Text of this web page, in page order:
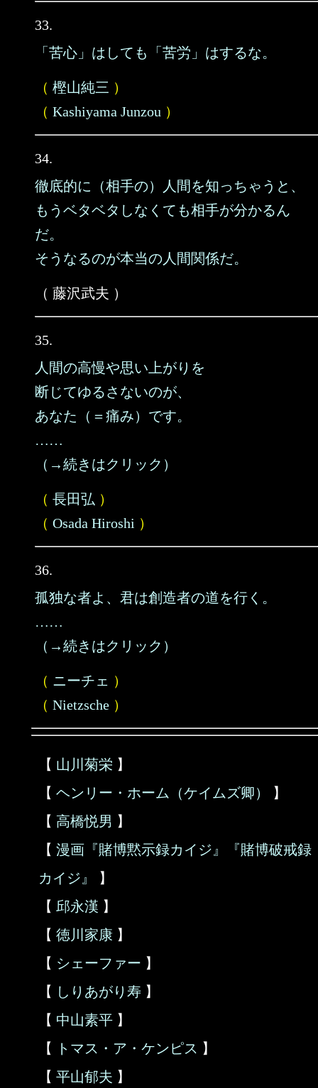
33.
「苦心」はしても「苦労」はするな。
（ 樫山純三 ）
（ Kashiyama Junzou ）
34.
徹底的に（相手の）人間を知っちゃうと、
もうベタベタしなくても相手が分かるん
だ。
そうなるのが本当の人間関係だ。
（ 藤沢武夫 ）
35.
人間の高慢や思い上がりを
断じてゆるさないのが、
あなた（＝痛み）です。
……
（→続きはクリック）
（ 長田弘 ）
（ Osada Hiroshi ）
36.
孤独な者よ、君は創造者の道を行く。
……
（→続きはクリック）
（ ニーチェ ）
（ Nietzsche ）
【 山川菊栄 】
【 ヘンリー・ホーム（ケイムズ卿）
】
【 高橋悦男 】
【 漫画『賭博黙示録カイジ』『賭博破戒録
カイジ』
】
【 邱永漢 】
【 徳川家康 】
【 シェーファー 】
【 しりあがり寿 】
【 中山素平 】
【
トマス・ア・ケンピス 】
【 平山郁夫 】